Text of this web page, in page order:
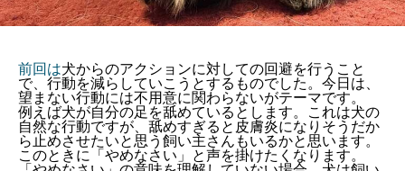
前回は犬からのアクションに対しての回避を行うこと
で、行動を減らしていこうとするものでした。今日は、
望まない行動には不用意に関わらないがテーマです。
例えば犬が自分の足を舐めているとします。これは犬の
自然な行動ですが、舐めすぎると皮膚炎になりそうだか
ら止めさせたいと思う飼い主さんもいるかと思います。
このときに「やめなさい」と声を掛けたくなります。